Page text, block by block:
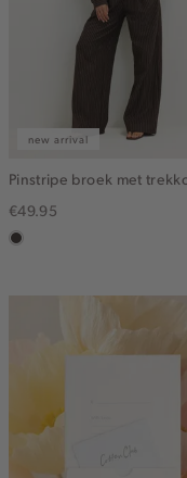
new arrival
Pinstripe broek met
€49.95
choco